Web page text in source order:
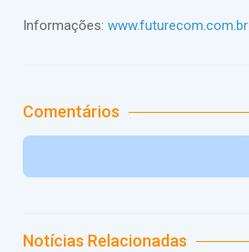
Informações: www.futurecom.com.br
Comentários
Notícias Relacionadas